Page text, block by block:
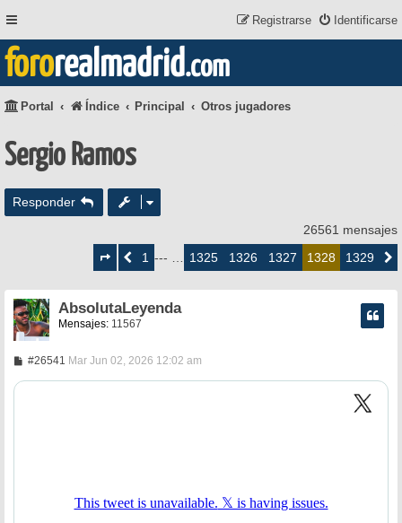
Identificarse
Registrarse
fororealmadrid.com
Portal Índice Principal Otros jugadores
Sergio Ramos
Responder
26561 mensajes
deAnterior1 --- … 1325 1326 1327 1328 1329
AbsolutaLeyenda
Mensajes: 11567
#26541 M
n
Mar Jun 02, 2026 12:02 am